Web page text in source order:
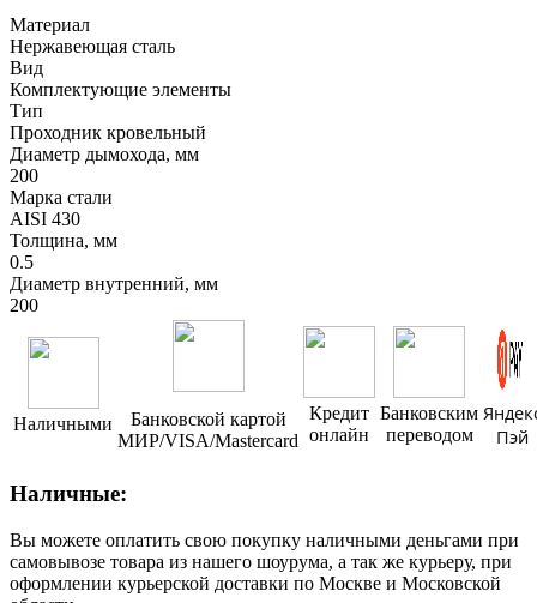
Материал
Нержавеющая сталь
Вид
Комплектующие элементы
Тип
Проходник кровельный
Диаметр дымохода, мм
200
Марка стали
AISI 430
Толщина, мм
0.5
Диаметр внутренний, мм
200
Наличными
Банковской картой
МИР/VISA/Mastercard
Кредит
онлайн
Банковским
переводом
Пэй
Наличные:
Вы можете оплатить свою покупку наличными деньгами при
самовывозе товара из нашего шоурума, а так же курьеру, при
оформлении курьерской доставки по Москве и Московской